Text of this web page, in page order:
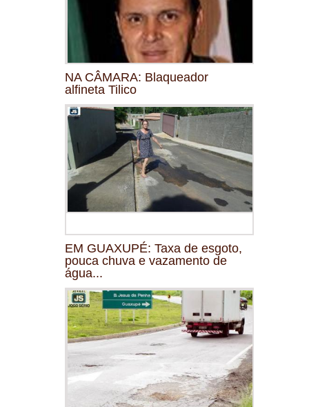
NA CÂMARA: Blaqueador
alfineta Tilico
EM GUAXUPÉ: Taxa de esgoto,
pouca chuva e vazamento de
água...